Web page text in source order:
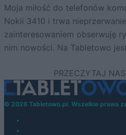
Moja miłość do telefonów
Nokii 3410 i trwa
zainteresowaniem obserwuję
nim nowości. Na Tabletowo
© 2026 Tabletowo.pl. Wszelkie prawa